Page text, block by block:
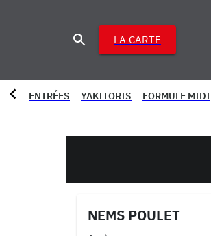
LA CARTE
ENTRÉES YAKITORIS FORMULE MIDI
NEMS POULET